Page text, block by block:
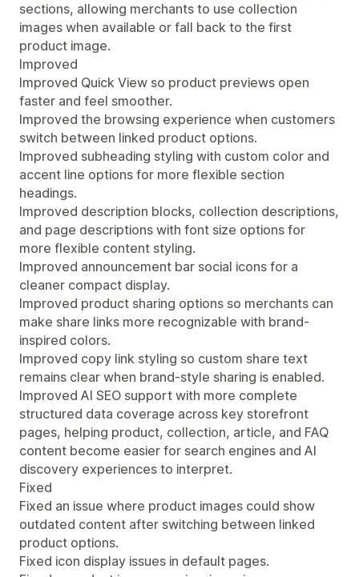
sections, allowing merchants to use collection
images when available or fall back to the first
product image.
Improved
Improved Quick View so product previews open
faster and feel smoother.
Improved the browsing experience when customers
switch between linked product options.
Improved subheading styling with custom color and
accent line options for more flexible section
headings.
Improved description blocks, collection descriptions,
and page descriptions with font size options for
more flexible content styling.
Improved announcement bar social icons for a
cleaner compact display.
Improved product sharing options so merchants can
make share links more recognizable with brand-
inspired colors.
Improved copy link styling so custom share text
remains clear when brand-style sharing is enabled.
Improved AI SEO support with more complete
structured data coverage across key storefront
pages, helping product, collection, article, and FAQ
content become easier for search engines and AI
discovery experiences to interpret.
Fixed
Fixed an issue where product images could show
outdated content after switching between linked
product options.
Fixed icon display issues in default pages.